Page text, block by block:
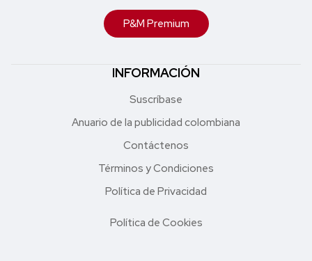
P&M Premium
INFORMACIÓN
Suscríbase
Anuario de la publicidad colombiana
Contáctenos
Términos y Condiciones
Política de Privacidad
Política de Cookies